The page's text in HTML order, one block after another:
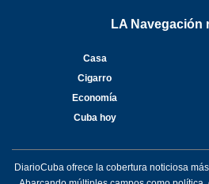
LA Navegación
Casa
Cigarro
Economía
Cuba hoy
DiarioCuba ofrece la cobertura noticiosa